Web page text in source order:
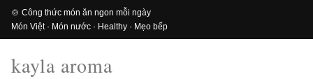
🍲 Công thức món ăn ngon mỗi ngày
Món Việt · Món nước · Healthy · Mẹo bếp
kayla aroma